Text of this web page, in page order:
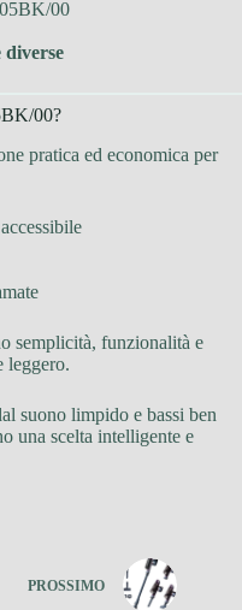
00
diverse
00?
pratica ed economica per
semplicità, funzionalità e
leggero.
suono limpido e bassi ben
una scelta intelligente e
PROSSIMO